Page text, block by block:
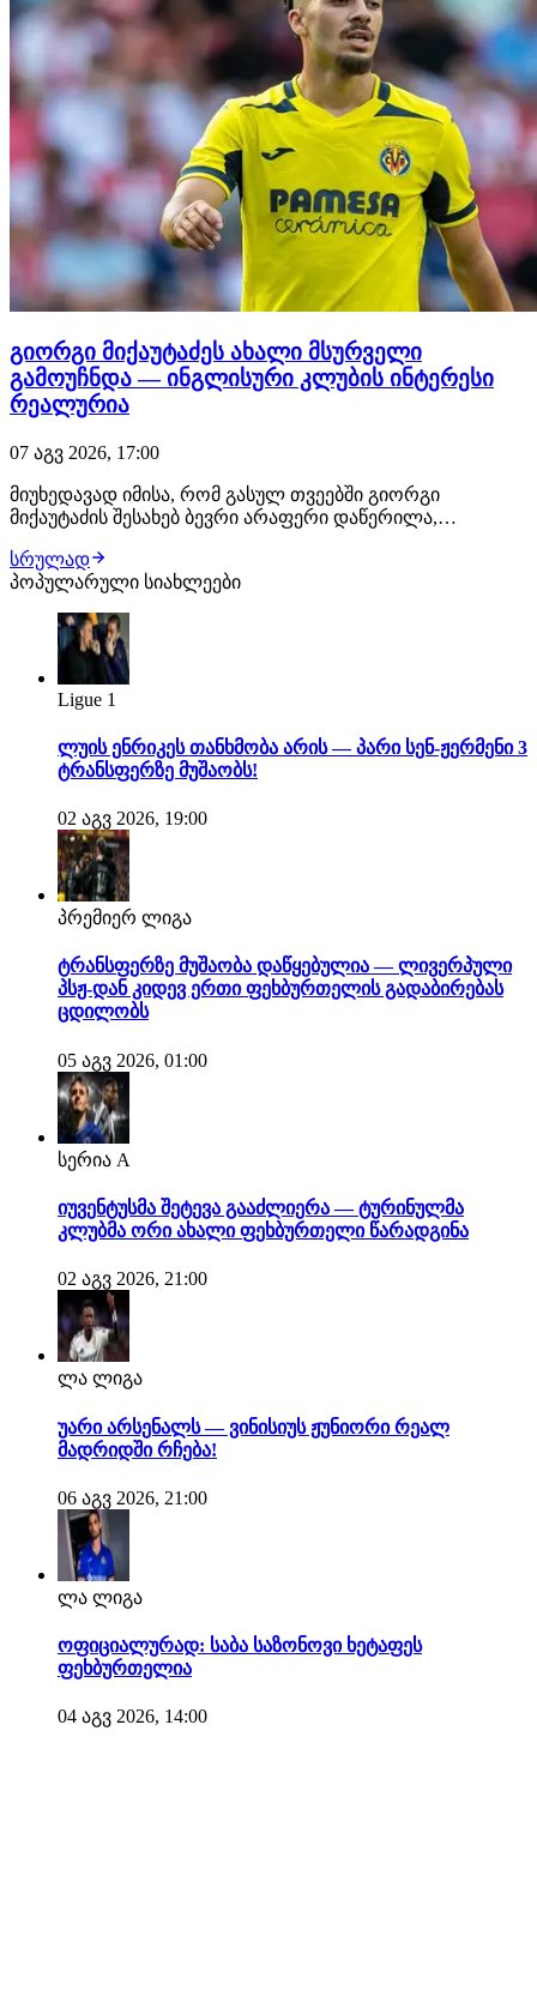
გიორგი მიქაუტაძეს ახალი მსურველი
გამოუჩნდა — ინგლისური კლუბის ინტერესი
რეალურია
07 აგვ 2026, 17:00
მიუხედავად იმისა, რომ გასულ თვეებში გიორგი
მიქაუტაძის შესახებ ბევრი არაფერი დაწერილა,
ფანჯრის ერთ-ერთ მოთხოვნად ფეხბურთელად ამ
დრომდე რჩება. როგორც ჩვენთვის ხდება ცნობილი,
ქართველი თავდამსხმელით ტოტენჰემი ინტერესდება.
ლონდონური კლუბი შეტევის…
სრულად
პოპულარული სიახლეები
Ligue 1
ლუის ენრიკეს თანხმობა არის — პარი სენ-ჟერმენი 3
ტრანსფერზე მუშაობს!
02 აგვ 2026, 19:00
პრემიერ ლიგა
ტრანსფერზე მუშაობა დაწყებულია — ლივერპული
პსჟ-დან კიდევ ერთი ფეხბურთელის გადაბირებას
ცდილობს
05 აგვ 2026, 01:00
სერია A
იუვენტუსმა შეტევა გააძლიერა — ტურინულმა
კლუბმა ორი ახალი ფეხბურთელი წარადგინა
02 აგვ 2026, 21:00
ლა ლიგა
უარი არსენალს — ვინისიუს ჟუნიორი რეალ
მადრიდში რჩება!
06 აგვ 2026, 21:00
ლა ლიგა
ოფიციალურად: საბა საზონოვი ხეტაფეს
ფეხბურთელია
04 აგვ 2026, 14:00